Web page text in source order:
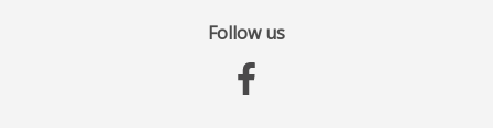
Follow us